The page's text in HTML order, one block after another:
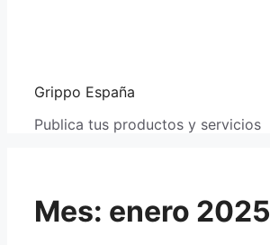
Grippo España
Publica tus productos y servicios
Mes: enero 2025